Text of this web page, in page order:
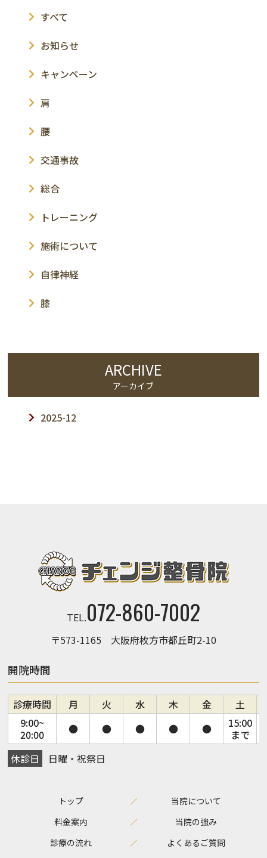
すべて
お知らせ
キャンペーン
肩
腰
交通事故
総合
トレーニング
施術について
自律神経
膝
ARCHIVE
アーカイブ
2025-12
TEL.072-860-7002
〒573-1165 大阪府枚方市都丘町2-10
開院時間
診療時間 月 火 水 木 金
土
9:00~
20:00
● ● ● ● ●
15:00
まで
休診日
日曜・祝祭日
トップ
当院について
料金案内
当院の強み
診療の流れ
よくあるご質問